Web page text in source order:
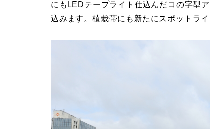
にもLEDテープライト仕込んだコの字型
込みます。植栽帯にも新たにスポットラ